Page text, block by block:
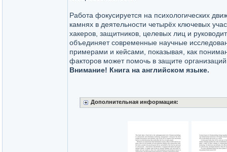
Работа фокусируется на психологических
камнях в деятельности четырёх ключевых
хакеров, защитников, целевых лиц и
объединяет современные научные
примерами и кейсами, показывая, как
факторов может помочь в защите
Внимание! Книга на английском языке.
Дополнительная информация: